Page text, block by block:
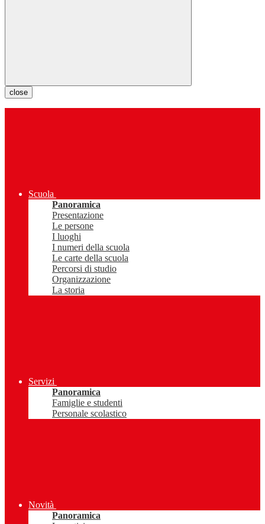
close
Scuola
Panoramica
Presentazione
Le persone
I luoghi
I numeri della scuola
Le carte della scuola
Percorsi di studio
Organizzazione
La storia
Servizi
Panoramica
Famiglie e studenti
Personale scolastico
Novità
Panoramica